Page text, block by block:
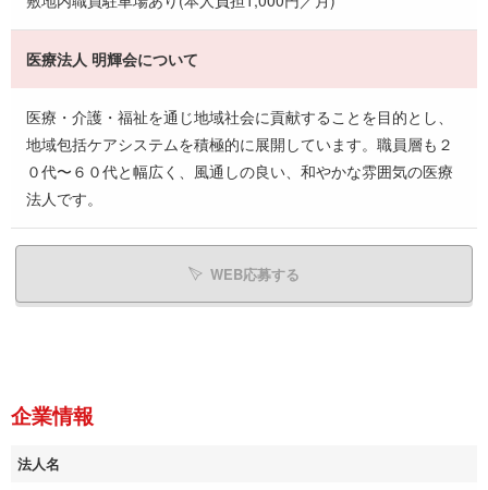
医療法人 明輝会について
医療・介護・福祉を通じ地域社会に貢献することを目的とし、
地域包括ケアシステムを積極的に展開しています。職員層も２
０代〜６０代と幅広く、風通しの良い、和やかな雰囲気の医療
法人です。
WEB応募する
企業情報
法人名